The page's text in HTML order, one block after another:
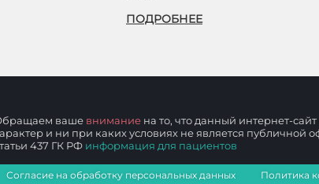
ПОДРОБНЕЕ
ваше внимание на то, что данный интернет-
и ни при каких условиях не является
437 ГК РФ информация для пациентов
Согласие на обработку персональных данных Политика